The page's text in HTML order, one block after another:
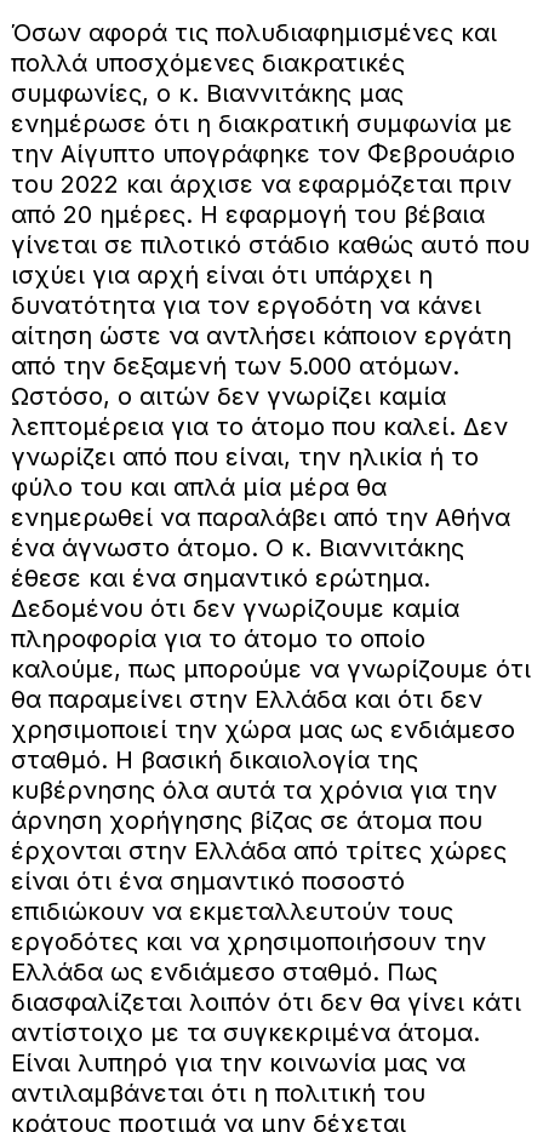
Όσων αφορά τις πολυδιαφημισμένες και
πολλά υποσχόμενες διακρατικές
συμφωνίες, ο κ. Βιαννιτάκης μας
ενημέρωσε ότι η διακρατική συμφωνία με
την Αίγυπτο υπογράφηκε τον Φεβρουάριο
του 2022 και άρχισε να εφαρμόζεται πριν
από 20 ημέρες. Η εφαρμογή του βέβαια
γίνεται σε πιλοτικό στάδιο καθώς αυτό που
ισχύει για αρχή είναι ότι υπάρχει η
δυνατότητα για τον εργοδότη να κάνει
αίτηση ώστε να αντλήσει κάποιον εργάτη
από την δεξαμενή των 5.000 ατόμων.
Ωστόσο, ο αιτών δεν γνωρίζει καμία
λεπτομέρεια για το άτομο που καλεί. Δεν
γνωρίζει από που είναι, την ηλικία ή το
φύλο του και απλά μία μέρα θα
ενημερωθεί να παραλάβει από την Αθήνα
ένα άγνωστο άτομο. Ο κ. Βιαννιτάκης
έθεσε και ένα σημαντικό ερώτημα.
Δεδομένου ότι δεν γνωρίζουμε καμία
πληροφορία για το άτομο το οποίο
καλούμε, πως μπορούμε να γνωρίζουμε ότι
θα παραμείνει στην Ελλάδα και ότι δεν
χρησιμοποιεί την χώρα μας ως ενδιάμεσο
σταθμό. Η βασική δικαιολογία της
κυβέρνησης όλα αυτά τα χρόνια για την
άρνηση χορήγησης βίζας σε άτομα που
έρχονται στην Ελλάδα από τρίτες χώρες
είναι ότι ένα σημαντικό ποσοστό
επιδιώκουν να εκμεταλλευτούν τους
εργοδότες και να χρησιμοποιήσουν την
Ελλάδα ως ενδιάμεσο σταθμό. Πως
διασφαλίζεται λοιπόν ότι δεν θα γίνει κάτι
αντίστοιχο με τα συγκεκριμένα άτομα.
Είναι λυπηρό για την κοινωνία μας να
αντιλαμβάνεται ότι η πολιτική του
κράτους προτιμά να μην δέχεται